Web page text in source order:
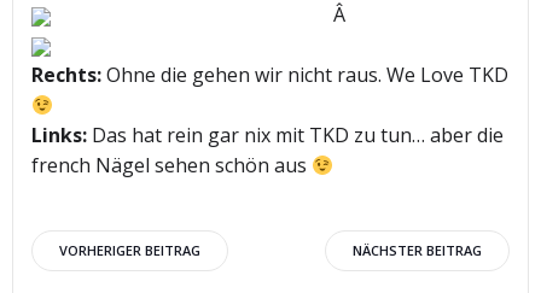
Â
Rechts:Ohne die gehen wir nicht raus. We Love TKD
Links: Das hat rein gar nix mit TKD zu tun… aber die
french Nägel sehen schön aus
Beitragsnavigation
VORHERIGER BEITRAG NÄCHSTER BEITRAG